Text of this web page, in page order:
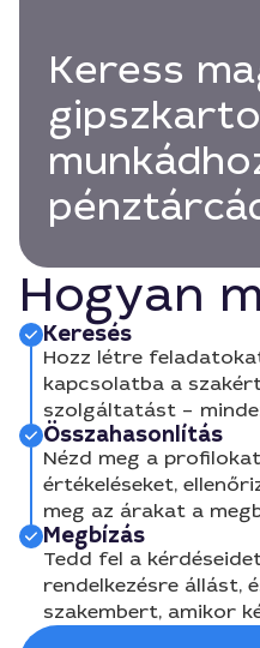
Keress
Hogyan
Keresés
Hozz létre
kapcsolatba a
szolgáltatást –
Összahasonlítás
Nézd meg a
értékeléseket,
meg az árakat a
Megbízás
Tedd fel a
rendelkezésre állást,
szakembert, amikor